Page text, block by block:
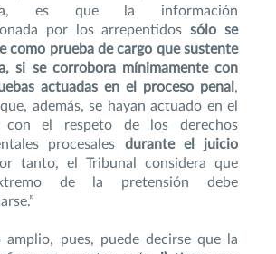
es que la información
por los arrepentidossólo se
como prueba de cargo que sustente
si se corrobora mínimamente con
actuadas en el proceso penal,
además, se hayan actuado en el
con el respeto de los derechos
procesales durante el juicio
tanto, el Tribunal considera que
de la pretensión debe
amplio, pues, puede decirse que la